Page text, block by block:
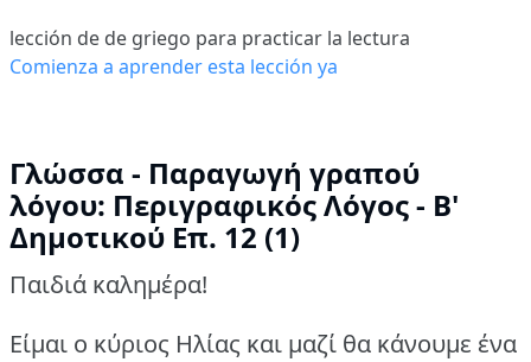
lección de de griego para practicar la lectura
Comienza a aprender esta lección ya
Γλώσσα - Παραγωγή γραπού
λόγου: Περιγραφικός Λόγος - Β'
Δημοτικού Επ. 12 (1)
Παιδιά καλημέρα!
Είμαι ο κύριος Ηλίας και μαζί θα κάνουμε ένα